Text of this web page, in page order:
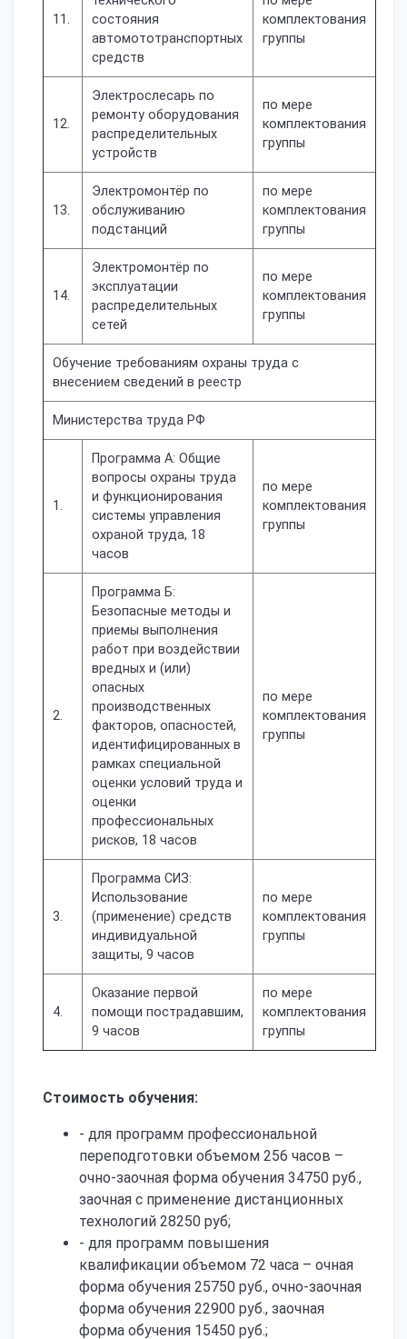
11.
состояния
автомототранспортных
средств
комплектования
группы
12.
Электрослесарь по
ремонту оборудования
распределительных
устройств
по мере
комплектования
группы
13.
Электромонтёр по
обслуживанию
подстанций
по мере
комплектования
группы
14.
Электромонтёр по
эксплуатации
распределительных
сетей
по мере
комплектования
группы
Обучение требованиям охраны труда с
внесением сведений в реестр
Министерства труда РФ
1.
Программа А: Общие
вопросы охраны труда
и функционирования
системы управления
охраной труда, 18
часов
по мере
комплектования
группы
2.
Программа Б:
Безопасные методы и
приемы выполнения
работ при воздействии
вредных и (или)
опасных
производственных
факторов, опасностей,
идентифицированных в
рамках специальной
оценки условий труда и
оценки
профессиональных
рисков, 18 часов
по мере
комплектования
группы
3.
Программа СИЗ:
Использование
(применение) средств
индивидуальной
защиты, 9 часов
по мере
комплектования
группы
4.
Оказание первой
помощи пострадавшим,
9 часов
по мере
комплектования
группы
Стоимость обучения:
- для программ профессиональной
переподготовки объемом 256 часов –
очно-заочная форма обучения 34750 руб.,
заочная с применение дистанционных
технологий 28250 руб;
- для программ повышения
квалификации объемом 72 часа – очная
форма обучения 25750 руб., очно-заочная
форма обучения 22900 руб., заочная
форма обучения 15450 руб.;